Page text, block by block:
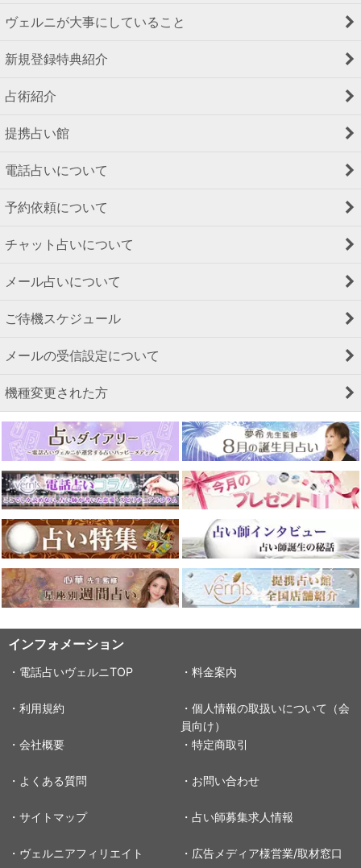
ヴェルニが大事にしていること
新規登録特典紹介
占術紹介
提携占い館
電話占いについて
予約依頼について
チャット占いについて
メール占いについて
ご待機スケジュール
メールの受信設定について
機種変更された方
インフォメーション
・電話占いヴェルニTOP ・料金案内
・利用規約
・個人情報の取扱いについて（会
員向け）
・会社概要
・特定商取引
・よくある質問 ・お問い合わせ
・サイトマップ ・占い師募集求人情報
・ヴェルニアフィリエイト ・広告メディア様営業/取材窓口